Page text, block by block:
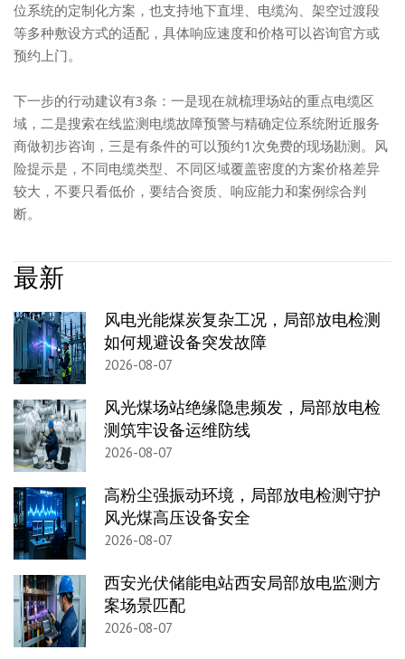
位系统的定制化方案，也支持地下直埋、电缆沟、架空过渡段
等多种敷设方式的适配，具体响应速度和价格可以咨询官方或
预约上门。
下一步的行动建议有3条：一是现在就梳理场站的重点电缆区
域，二是搜索在线监测电缆故障预警与精确定位系统附近服务
商做初步咨询，三是有条件的可以预约1次免费的现场勘测。风
险提示是，不同电缆类型、不同区域覆盖密度的方案价格差异
较大，不要只看低价，要结合资质、响应能力和案例综合判
断。
最新
风电光能煤炭复杂工况，局部放电检测
如何规避设备突发故障
2026-08-07
风光煤场站绝缘隐患频发，局部放电检
测筑牢设备运维防线
2026-08-07
高粉尘强振动环境，局部放电检测守护
风光煤高压设备安全
2026-08-07
西安光伏储能电站西安局部放电监测方
案场景匹配
2026-08-07